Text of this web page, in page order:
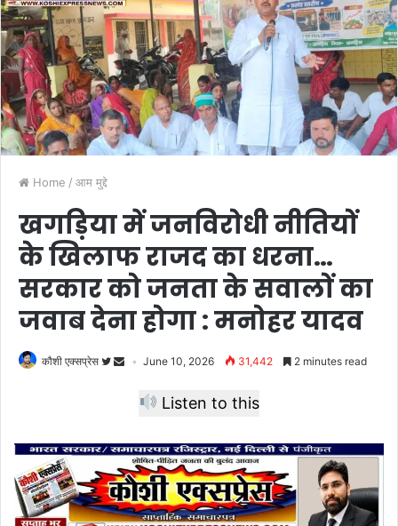
Home / आम मुद्दे
खगड़िया में जनविरोधी नीतियों
के खिलाफ राजद का धरना…
सरकार को जनता के सवालों का
जवाब देना होगा : मनोहर यादव
कौशी एक्सप्रेस June 10, 2026 31,442 2 minutes read
Listen to this